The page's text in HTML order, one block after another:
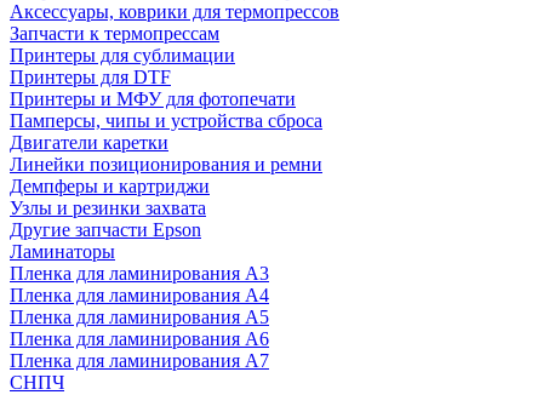
Аксессуары, коврики для термопрессов
Запчасти к термопрессам
Принтеры для сублимации
Принтеры для DTF
Принтеры и МФУ для фотопечати
Памперсы, чипы и устройства сброса
Двигатели каретки
Линейки позиционирования и ремни
Демпферы и картриджи
Узлы и резинки захвата
Другие запчасти Epson
Ламинаторы
Пленка для ламинирования А3
Пленка для ламинирования А4
Пленка для ламинирования А5
Пленка для ламинирования А6
Пленка для ламинирования А7
СНПЧ